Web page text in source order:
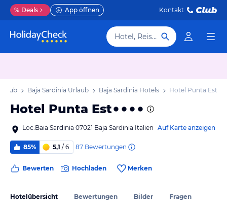
% Deals App öffnen Kontakt
Hotel, Reiseziel
Baja Sardinia Urlaub Baja Sardinia Hotels Hotel Punta Est
Hotel Punta Est
Loc.Baia Sardinia 07021 Baja Sardinia Italien Auf Karte anzeigen
85% 5,1 / 6 87 Bewertungen
Bewerten Hochladen Merken
Hotelübersicht Bewertungen Bilder Fragen